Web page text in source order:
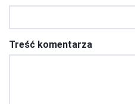
Treść komentarza